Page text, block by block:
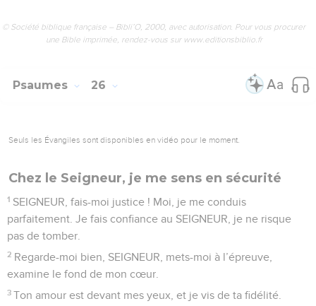
© Société biblique française – Bibli’O, 2000, avec autorisation. Pour vous procurer
une Bible imprimée, rendez-vous sur www.editionsbiblio.fr
Psaumes 26
Seuls les Évangiles sont disponibles en vidéo pour le moment.
Chez le Seigneur, je me sens en sécurité
1 SEIGNEUR, fais-moi justice ! Moi, je me conduis
parfaitement. Je fais confiance au SEIGNEUR, je ne risque
pas de tomber.
2 Regarde-moi bien, SEIGNEUR, mets-moi à l’épreuve,
examine le fond de mon cœur.
3 Ton amour est devant mes yeux, et je vis de ta fidélité.